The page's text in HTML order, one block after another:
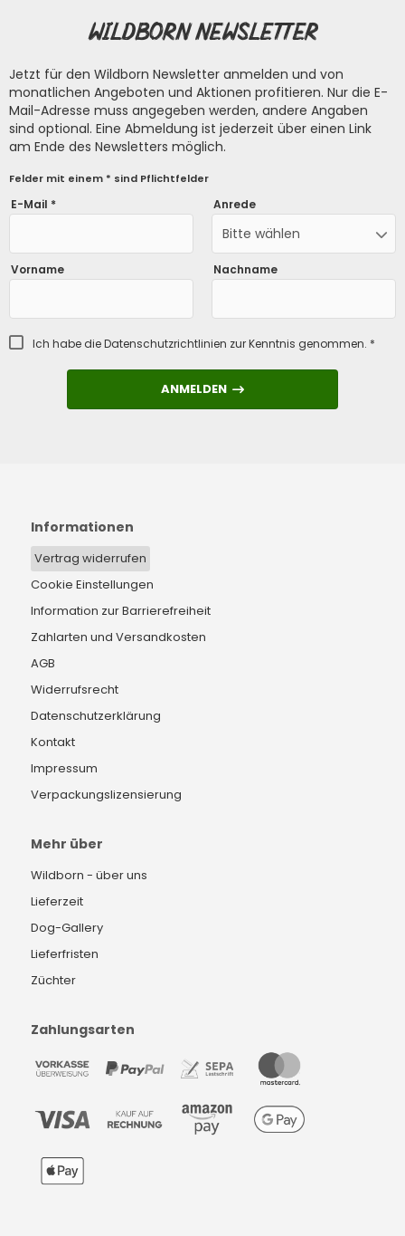
Wildborn Newsletter
Jetzt für den Wildborn Newsletter anmelden und von
monatlichen Angeboten und Aktionen profitieren. Nur die E-
Mail-Adresse muss angegeben werden, andere Angaben
sind optional. Eine Abmeldung ist jederzeit über einen Link
am Ende des Newsletters möglich.
Felder mit einem * sind Pflichtfelder
E-Mail * Anrede
Bitte wählen
Vorname Nachname
Ich habe dieDatenschutzrichtlinien zur Kenntnis genommen. *
ANMELDEN
ANMELDEN
Informationen
Vertrag widerrufen
Cookie Einstellungen
Information zur Barrierefreiheit
Zahlarten und Versandkosten
AGB
Widerrufsrecht
Datenschutzerklärung
Kontakt
Impressum
Verpackungslizensierung
Mehr über
Wildborn - über uns
Lieferzeit
Dog-Gallery
Lieferfristen
Züchter
Zahlungsarten